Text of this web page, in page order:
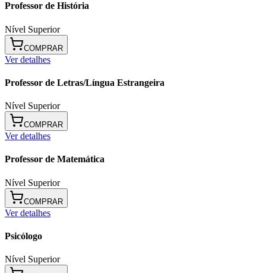
Professor de História
Nível Superior
COMPRAR
Ver detalhes
Professor de Letras/Língua Estrangeira
Nível Superior
COMPRAR
Ver detalhes
Professor de Matemática
Nível Superior
COMPRAR
Ver detalhes
Psicólogo
Nível Superior